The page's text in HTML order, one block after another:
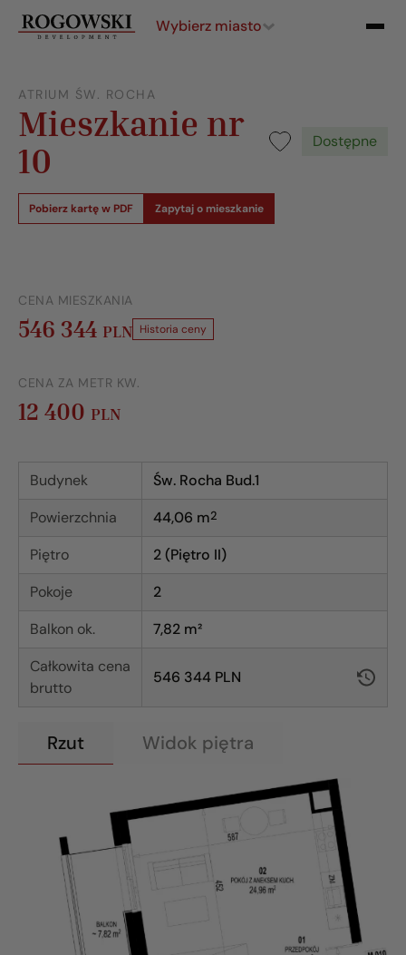
Wybierz miasto
ATRIUM ŚW. ROCHA
Mieszkanie nr
10
Dostępne
Pobierz kartę w PDF Zapytaj o mieszkanie
CENA MIESZKANIA
546 344 PLN Historia ceny
CENA ZA METR KW.
12 400 PLN
Budynek
Św. Rocha Bud.1
Powierzchnia
44,06 m2
Piętro
2 (Piętro II)
Pokoje
2
Balkon ok.
7,82 m²
Całkowita cena
brutto
546 344 PLN
Rzut Widok piętra